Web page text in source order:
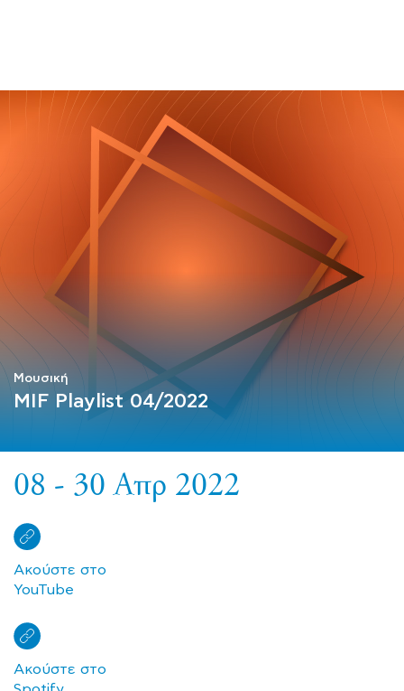
ΣΠΟΥΔΕΣ
08 - 30 Απρ 2022
Ακούστε στο
YouTube
Ακούστε στο
Μουσική
MIF Playlist 04/2022